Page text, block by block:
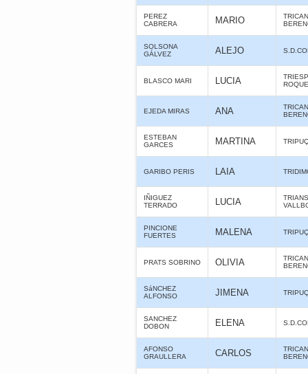
PEREZ
CABRERA
MARIO
SOLSONA
GÁLVEZ
ALEJO
BLASCO MARI LUCIA
EJEDA MIRAS ANA
ESTEBAN
GARCES
MARTINA
GARIBO PERIS LAIA
IÑIGUEZ
TERRADO
LUCIA
PINCIONE
FUERTES
MALENA
PRATS SOBRINO OLIVIA
SáNCHEZ
ALFONSO
JIMENA
SANCHEZ
DOBON
ELENA
AFONSO
GRAULLERA
CARLOS